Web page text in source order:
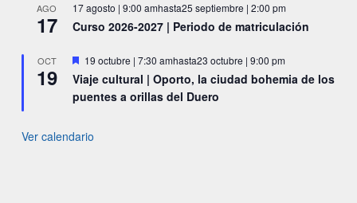
AGO
17
17 agosto | 9:00 amhasta25 septiembre | 2:00 pm
Curso 2026-2027 | Periodo de matriculación
OCT
19
Destacado
19 octubre | 7:30 amhasta23 octubre | 9:00 pm
Viaje cultural | Oporto, la ciudad bohemia de los
puentes a orillas del Duero
Ver calendario